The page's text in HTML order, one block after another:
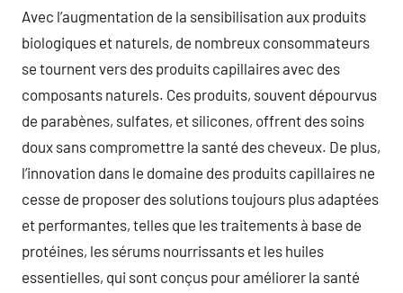
Avec l’augmentation de la sensibilisation aux produits
biologiques et naturels, de nombreux consommateurs
se tournent vers des produits capillaires avec des
composants naturels. Ces produits, souvent dépourvus
de parabènes, sulfates, et silicones, offrent des soins
doux sans compromettre la santé des cheveux. De plus,
l’innovation dans le domaine des produits capillaires ne
cesse de proposer des solutions toujours plus adaptées
et performantes, telles que les traitements à base de
protéines, les sérums nourrissants et les huiles
essentielles, qui sont conçus pour améliorer la santé